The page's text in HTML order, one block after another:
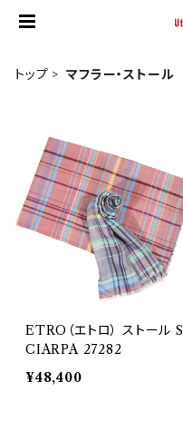
トップ マフラー・ストール
ETRO（エトロ） ストール S
CIARPA 27282
¥48,400